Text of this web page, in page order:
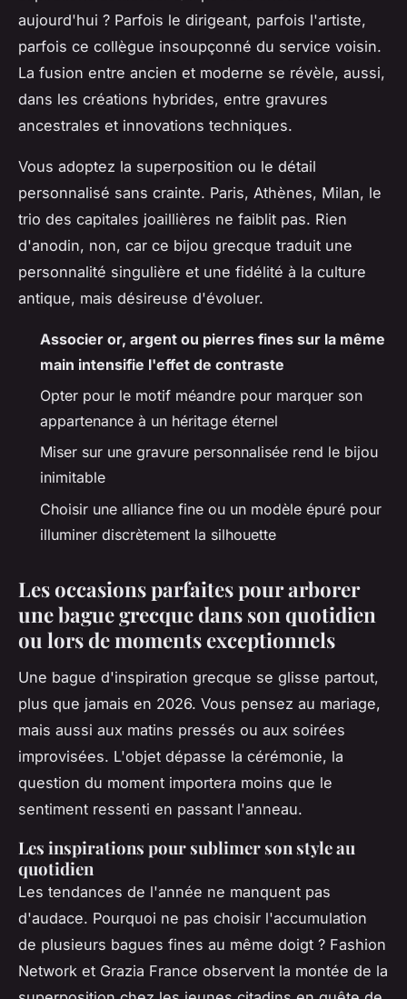
aujourd'hui ? Parfois le dirigeant, parfois l'artiste,
parfois ce collègue insoupçonné du service voisin.
La fusion entre ancien et moderne se révèle, aussi,
dans les créations hybrides, entre gravures
ancestrales et innovations techniques.
Vous adoptez la superposition ou le détail
personnalisé sans crainte. Paris, Athènes, Milan, le
trio des capitales joaillières ne faiblit pas. Rien
d'anodin, non, car ce bijou grecque traduit une
personnalité singulière et une fidélité à la culture
antique, mais désireuse d'évoluer.
Associer or, argent ou pierres fines sur la même
main intensifie l'effet de contraste
Opter pour le motif méandre pour marquer son
appartenance à un héritage éternel
Miser sur une gravure personnalisée rend le bijou
inimitable
Choisir une alliance fine ou un modèle épuré pour
illuminer discrètement la silhouette
Les occasions parfaites pour arborer
une bague grecque dans son quotidien
ou lors de moments exceptionnels
Une bague d'inspiration grecque se glisse partout,
plus que jamais en 2026. Vous pensez au mariage,
mais aussi aux matins pressés ou aux soirées
improvisées. L'objet dépasse la cérémonie, la
question du moment importera moins que le
sentiment ressenti en passant l'anneau.
Les inspirations pour sublimer son style au
quotidien
Les tendances de l'année ne manquent pas
d'audace. Pourquoi ne pas choisir l'accumulation
de plusieurs bagues fines au même doigt ? Fashion
Network et Grazia France observent la montée de la